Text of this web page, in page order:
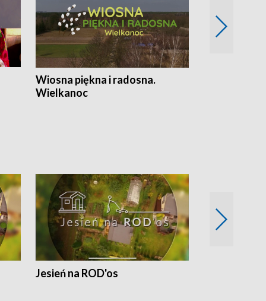
Wiosna piękna i radosna.
Wielkanoc
Jesień na ROD'os